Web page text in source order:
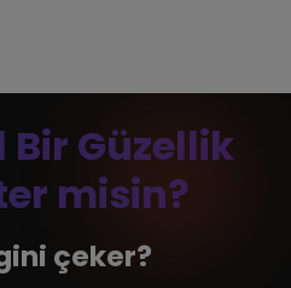
Bir Güzellik
misin?
çeker?